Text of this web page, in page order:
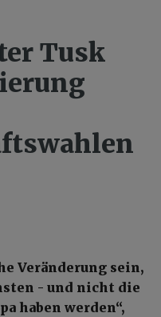
Tusk
Veränderung sein,
- und nicht die
haben werden“,